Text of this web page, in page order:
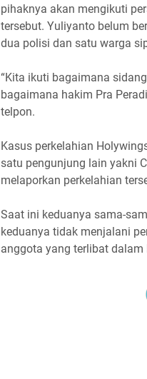
pihaknya akan mengikuti
tersebut. Yuliyanto belum
dua polisi dan satu warga
“Kita ikuti bagaimana
bagaimana hakim Pra
telpon.
Kasus perkelahian
satu pengunjung lain yakni
melaporkan perkelahian
Saat ini keduanya sama-
keduanya tidak menjalani
anggota yang terlibat